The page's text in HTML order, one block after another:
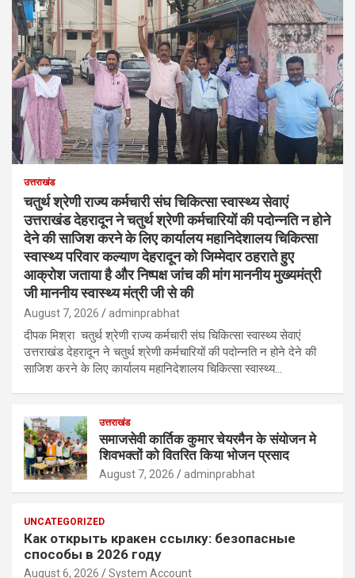
उत्तराखंड
चतुर्थ श्रेणी राज्य कर्मचारी संघ चिकित्सा स्वास्थ्य सेवाएं
उत्तराखंड देहरादून ने चतुर्थ श्रेणी कर्मचारियों की पदोन्नति न होने
देने की साजिश करने के लिए कार्यालय महानिदेशालय चिकित्सा
स्वास्थ्य परिवार कल्याण देहरादून को जिम्मेदार ठहराते हुए
आक्रोश जताया है और निष्पक्ष जांच की मांग माननीय मुख्यमंत्री
जी माननीय स्वास्थ्य मंत्री जी से की
August 7, 2026 adminprabhat
दीपक मिश्रा चतुर्थ श्रेणी राज्य कर्मचारी संघ चिकित्सा स्वास्थ्य सेवाएं
उत्तराखंड देहरादून ने चतुर्थ श्रेणी कर्मचारियों की पदोन्नति न होने देने की
साजिश करने के लिए कार्यालय महानिदेशालय चिकित्सा स्वास्थ्य…
उत्तराखंड
समाजसेवी कार्तिक कुमार चेयरमैन के संयोजन मे
शिवभक्तों को वितरित किया भोजन प्रसाद
August 7, 2026 adminprabhat
UNCATEGORIZED
Как открыть кракен ссылку: безопасные
способы в 2026 году
August 6, 2026 System Account